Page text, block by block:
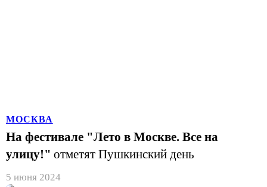
МОСКВА
На фестивале "Лето в Москве. Все на
улицу!" отметят Пушкинский день
5 июня 2024